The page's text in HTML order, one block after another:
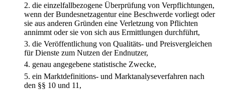
2. die einzelfallbezogene Überprüfung von Verpflichtungen,
wenn der Bundesnetzagentur eine Beschwerde vorliegt oder
sie aus anderen Gründen eine Verletzung von Pflichten
annimmt oder sie von sich aus Ermittlungen durchführt,
3. die Veröffentlichung von Qualitäts- und Preisvergleichen
für Dienste zum Nutzen der Endnutzer,
4. genau angegebene statistische Zwecke,
5. ein Marktdefinitions- und Marktanalyseverfahren nach
den §§ 10 und 11,